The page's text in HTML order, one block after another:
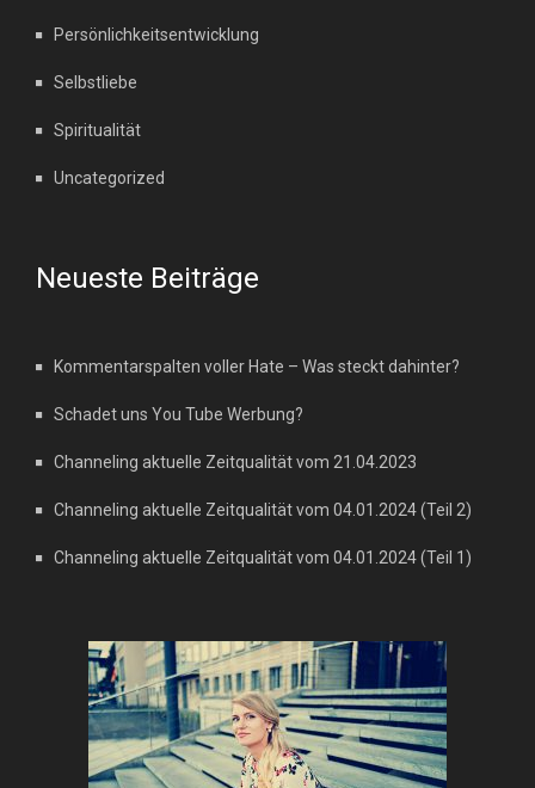
Persönlichkeitsentwicklung
Selbstliebe
Spiritualität
Uncategorized
Neueste Beiträge
Kommentarspalten voller Hate – Was steckt dahinter?
Schadet uns You Tube Werbung?
Channeling aktuelle Zeitqualität vom 21.04.2023
Channeling aktuelle Zeitqualität vom 04.01.2024 (Teil 2)
Channeling aktuelle Zeitqualität vom 04.01.2024 (Teil 1)